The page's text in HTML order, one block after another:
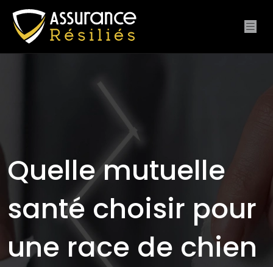
Quelle mutuelle
santé choisir pour
une race de chien